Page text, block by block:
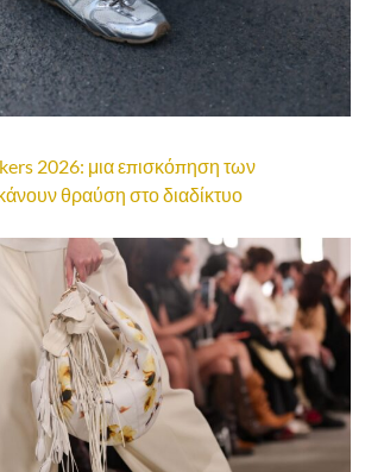
2026: μια επισκόπηση των
θραύση στο διαδίκτυο